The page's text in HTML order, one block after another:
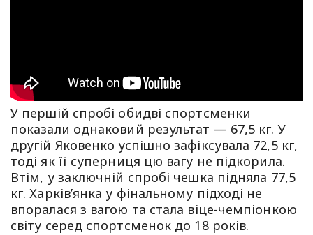
У першій спробі обидві спортсменки
показали однаковий результат — 67,5 кг. У
другій Яковенко успішно зафіксувала 72,5 кг,
тоді як її суперниця цю вагу не підкорила.
Втім, у заключній спробі чешка підняла 77,5
кг. Харків’янка у фінальному підході не
впоралася з вагою та стала віце-чемпіонкою
світу серед спортсменок до 18 років.